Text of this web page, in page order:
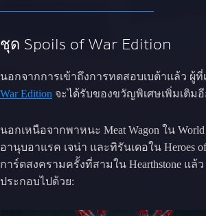
ชุด Spoils of War Edition
นอกจากการเข้าถึงการทดสอบเบต้าแล้ว ผู้ที่
War Edition จะได้รับของขวัญพิเศษเพิ่มเติม
นอกเหนือจากพาหนะ Meat Wagon ใน
อานุบอาแรค เจน่า และทิรันเดอใน Heroes
การ์ดสงครามครั้งที่สามใน Hearthstone แล้
ประกอบไปด้วย: